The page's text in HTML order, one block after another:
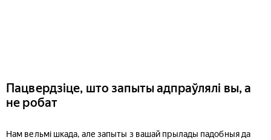
Пацвердзіце, што запыты адпраўлялі вы, а
не робат
Нам вельмі шкада, але запыты з вашай прылады падобныя да